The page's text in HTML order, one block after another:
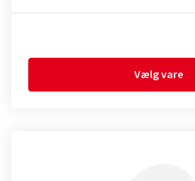
Vælg vare